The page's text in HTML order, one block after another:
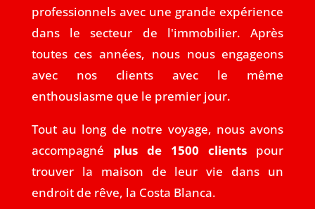
professionnels avec une grande expérience
dans le secteur de l'immobilier. Après
toutes ces années, nous nous engageons
avec nos clients avec le même
enthousiasme que le premier jour.
Tout au long de notre voyage, nous avons
accompagné plus de 1500 clients pour
trouver la maison de leur vie dans un
endroit de rêve, la Costa Blanca.